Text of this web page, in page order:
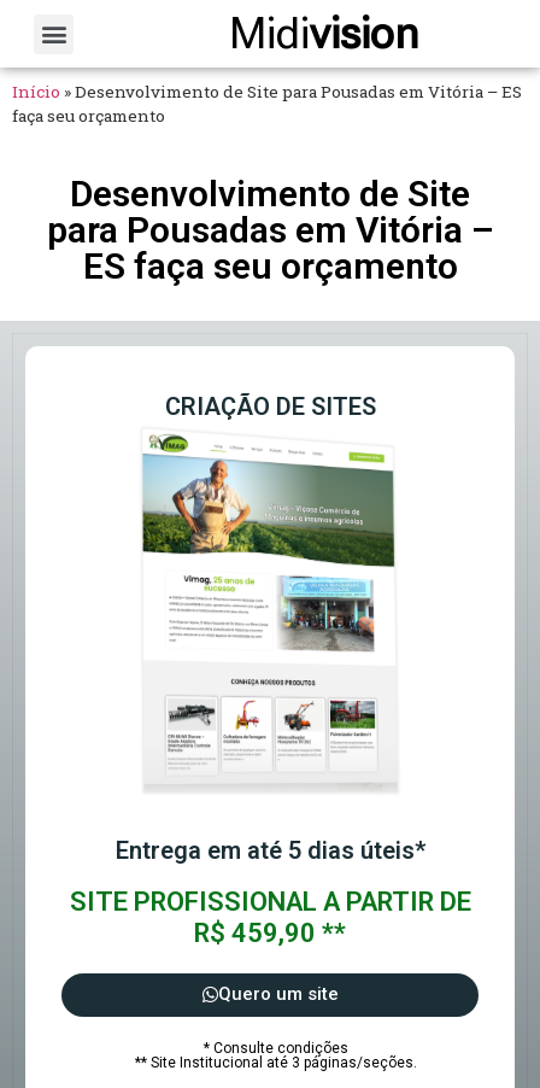
Midivision
Início »Desenvolvimento de Site para Pousadas em Vitória – ES
faça seu orçamento
Desenvolvimento de Site
para Pousadas em Vitória –
ES faça seu orçamento
CRIAÇÃO DE SITES
Entrega em até 5 dias úteis*
SITE PROFISSIONAL A PARTIR DE
R$ 459,90 **
Quero um site
* Consulte condições
** Site Institucional até 3 páginas/seções.